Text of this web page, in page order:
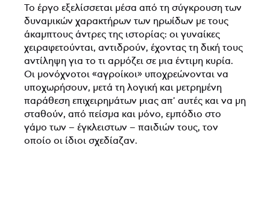
Το έργο εξελίσσεται μέσα από τη σύγκρουση των
δυναμικών χαρακτήρων των ηρωίδων με τους
άκαμπτους άντρες της ιστορίας: οι γυναίκες
χειραφετούνται, αντιδρούν, έχοντας τη δική τους
αντίληψη για το τι αρμόζει σε μια έντιμη κυρία.
Οι μονόχνοτοι «αγροίκοι» υποχρεώνονται να
υποχωρήσουν, μετά τη λογική και μετρημένη
παράθεση επιχειρημάτων μιας απ’ αυτές και να μη
σταθούν, από πείσμα και μόνο, εμπόδιο στο
γάμο των – έγκλειστων – παιδιών τους, τον
οποίο οι ίδιοι σχεδίαζαν.